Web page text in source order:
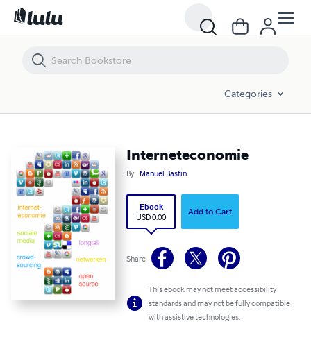
Categories
Interneteconomie
By Manuel Bastin
Ebook
USD 0.00
Add to Cart
Share
This ebook may not meet accessibility
standards and may not be fully compatible
with assistive technologies.
Interneteconomie